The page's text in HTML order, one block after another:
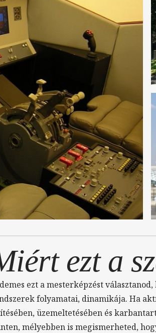
ezt a
ezt a mesterképzést
folyamatai, dinamikája. Ha
üzemeltetésében és
mélyebben is megismerheted,